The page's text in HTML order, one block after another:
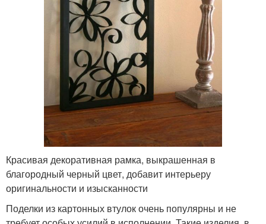
Красивая декоративная рамка, выкрашенная в
благородный черный цвет, добавит интерьеру
оригинальности и изысканности
Поделки из картонных втулок очень популярны и не